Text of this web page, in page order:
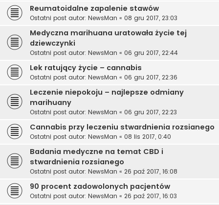
Reumatoidalne zapalenie stawów
Ostatni post autor: NewsMan « 08 gru 2017, 23:03
Medyczna marihuana uratowała życie tej
dziewczynki
Ostatni post autor: NewsMan « 06 gru 2017, 22:44
Lek ratujący życie – cannabis
Ostatni post autor: NewsMan « 06 gru 2017, 22:36
Leczenie niepokoju – najlepsze odmiany
marihuany
Ostatni post autor: NewsMan « 06 gru 2017, 22:23
Cannabis przy leczeniu stwardnienia rozsianego
Ostatni post autor: NewsMan « 08 lis 2017, 0:40
Badania medyczne na temat CBD i
stwardnienia rozsianego
Ostatni post autor: NewsMan « 26 paź 2017, 16:08
90 procent zadowolonych pacjentów
Ostatni post autor: NewsMan « 26 paź 2017, 16:03